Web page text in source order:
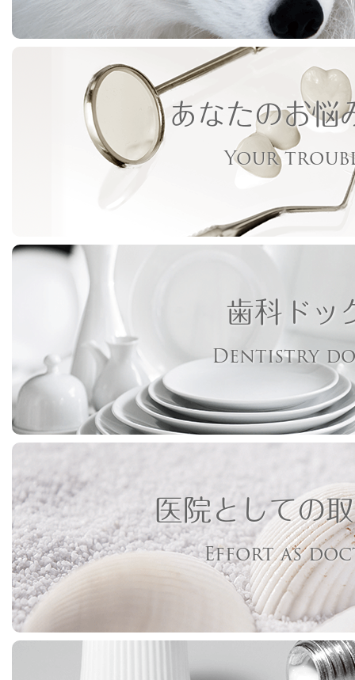
あなたのお悩
Your
歯科ドッ
Dentistry
医院としての
Effort as